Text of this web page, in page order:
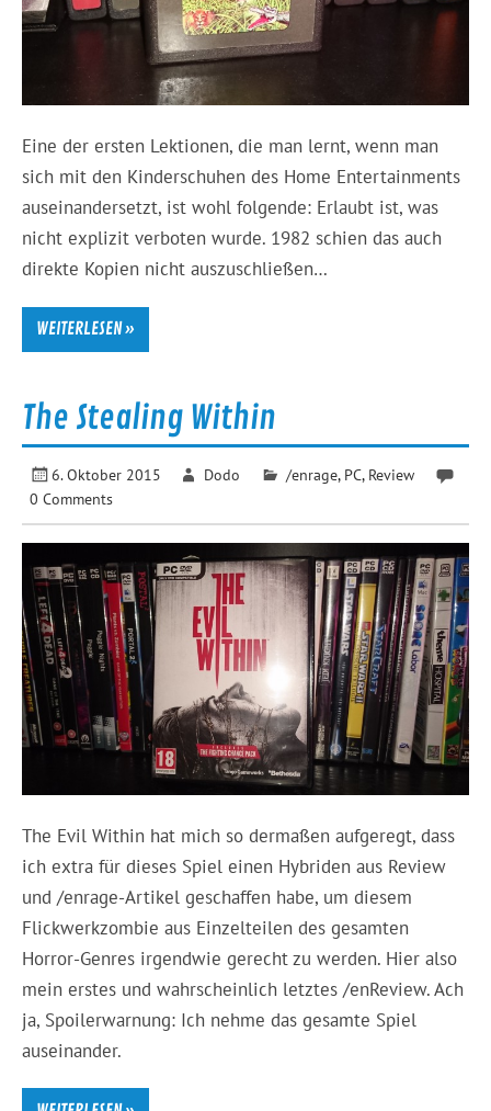
Eine der ersten Lektionen, die man lernt, wenn man
sich mit den Kinderschuhen des Home Entertainments
auseinandersetzt, ist wohl folgende: Erlaubt ist, was
nicht explizit verboten wurde. 1982 schien das auch
direkte Kopien nicht auszuschließen…
WEITERLESEN »
The Stealing Within
6. Oktober 2015 Dodo /enrage, PC, Review
0 Comments
The Evil Within hat mich so dermaßen aufgeregt, dass
ich extra für dieses Spiel einen Hybriden aus Review
und /enrage-Artikel geschaffen habe, um diesem
Flickwerkzombie aus Einzelteilen des gesamten
Horror-Genres irgendwie gerecht zu werden. Hier also
mein erstes und wahrscheinlich letztes /enReview. Ach
ja, Spoilerwarnung: Ich nehme das gesamte Spiel
auseinander.